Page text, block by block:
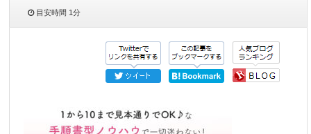
目安時間 1分